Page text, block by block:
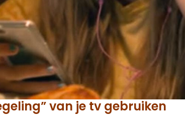
van je tv gebruiken